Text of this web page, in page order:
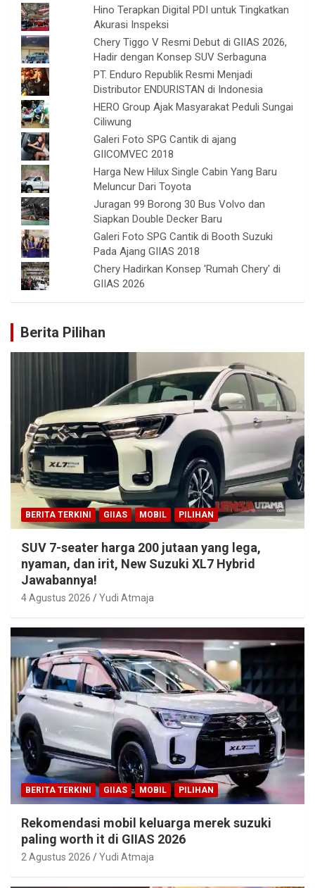
Hino Terapkan Digital PDI untuk Tingkatkan
Akurasi Inspeksi
Chery Tiggo V Resmi Debut di GIIAS 2026,
Hadir dengan Konsep SUV Serbaguna
PT. Enduro Republik Resmi Menjadi
Distributor ENDURISTAN di Indonesia
HERO Group Ajak Masyarakat Peduli Sungai
Ciliwung
Galeri Foto SPG Cantik di ajang
GIICOMVEC 2018
Harga New Hilux Single Cabin Yang Baru
Meluncur Dari Toyota
Juragan 99 Borong 30 Bus Volvo dan
Siapkan Double Decker Baru
Galeri Foto SPG Cantik di Booth Suzuki
Pada Ajang GIIAS 2018
Chery Hadirkan Konsep 'Rumah Chery' di
GIIAS 2026
Berita Pilihan
BERITA TERKINI GIIAS MOBIL PILIHAN
SUV 7-seater harga 200 jutaan yang lega,
nyaman, dan irit, New Suzuki XL7 Hybrid
Jawabannya!
4 Agustus 2026 Yudi Atmaja
BERITA TERKINI GIIAS MOBIL PILIHAN
Rekomendasi mobil keluarga merek suzuki
paling worth it di GIIAS 2026
2 Agustus 2026 Yudi Atmaja